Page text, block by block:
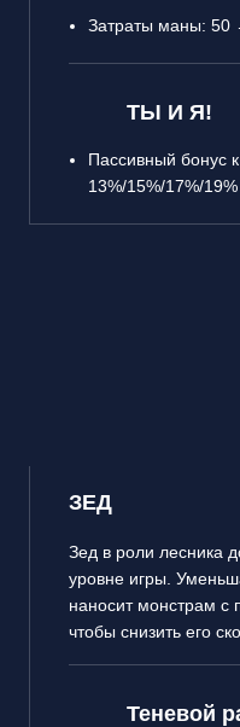
Затраты маны: 50
ТЫ И Я!
Пассивный бонус
13%/15%/17%/
ЗЕД
Зед в роли лесника
уровне игры.
наносит монстрам с
чтобы снизить его
Теневой